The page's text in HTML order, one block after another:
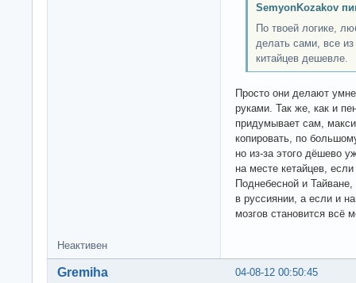
SemyonKozakov
По твоей логике,
делать сами, все из
китайцев дешевле.
Просто они делают
руками. Так же, как и
придумывает сам,
копировать, по
но из-за этого дёшево
на месте кетайцев,
Поднебесной и Тайване,
в руссиянии, а если и
мозгов становится всё
Неактивен
04-08-12 00:50:45
Gremiha